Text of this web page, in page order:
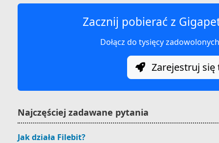
Zacznij pobierać z
Dołącz do tysięcy
Zarejestruj się
Najczęściej zadawane pytania
Jak działa Filebit?